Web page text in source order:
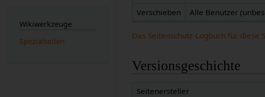
Verschieben
Alle Benutzer
Das Seitenschutz-Logbuch für diese
Versionsgeschichte
Seitenersteller
Wikiwerkzeuge
Spezialseiten